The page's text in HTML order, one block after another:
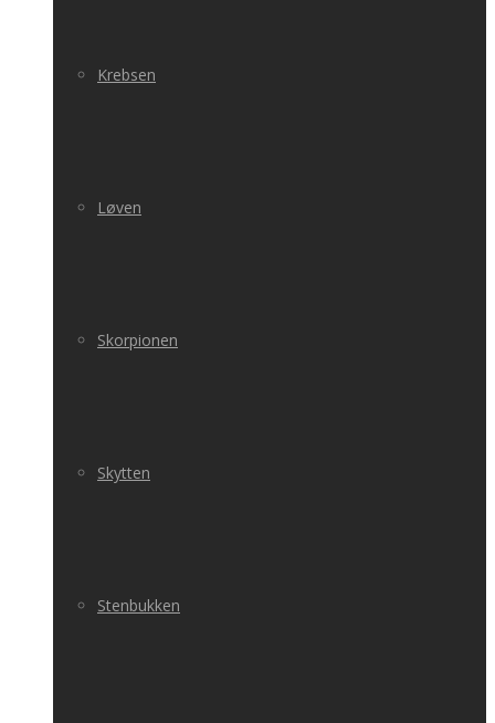
Krebsen
Løven
Skorpionen
Skytten
Stenbukken